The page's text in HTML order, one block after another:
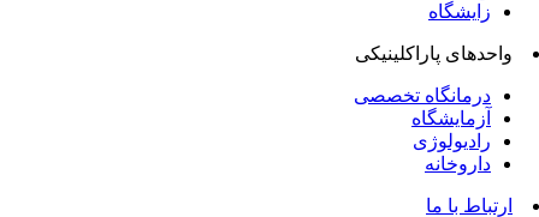
زایشگاه
واحدهای پاراکلینیکی
درمانگاه تخصصی
آزمایشگاه
رادیولوژی
داروخانه
ارتباط با ما